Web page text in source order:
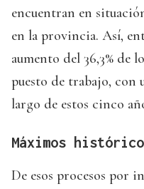
encuentran en
en la provincia. Así,
aumento del 36,3% de
puesto de trabajo, con
largo de estos cinco
Máximos
De esos procesos por